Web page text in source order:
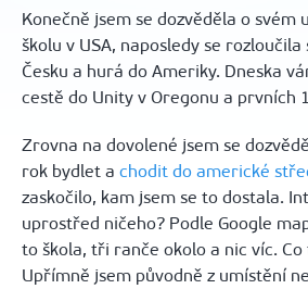
Konečně jsem se dozvěděla o svém
školu v USA, naposledy se
Česku a hurá do Ameriky. Dneska
cestě do Unity v Oregonu a prvních
Zrovna na dovolené jsem se
rok bydlet a chodit do americké
zaskočilo, kam jsem se to dostala.
uprostřed ničeho? Podle Google
to škola, tři ranče okolo a nic víc.
Upřímně jsem původně z umístění